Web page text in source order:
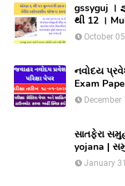
gssyguj ।
થી 12 । Mukhyamantri Gyan setu merit
Scholarship yojana
લાભ
October
નવોદય
Exam
December
સાતફેરા સમુહ લગ્ન
yojana | સમુહ લગ્ન માં લગ્ન કરનાર યુગલ ને 12000
અને આયોજક
આપતી
January